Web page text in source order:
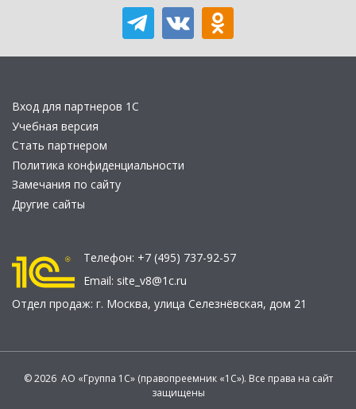
Вход для партнеров 1С
Учебная версия
Стать партнером
Политика конфиденциальности
Замечания по сайту
Другие сайты
Телефон: +7 (495) 737-92-57
Email: site_v8@1c.ru
Отдел продаж: г. Москва, улица Селезнёвская, дом 21
© 2026 АО «Группа 1С» (правопреемник «1С»). Все права на сайт
защищены